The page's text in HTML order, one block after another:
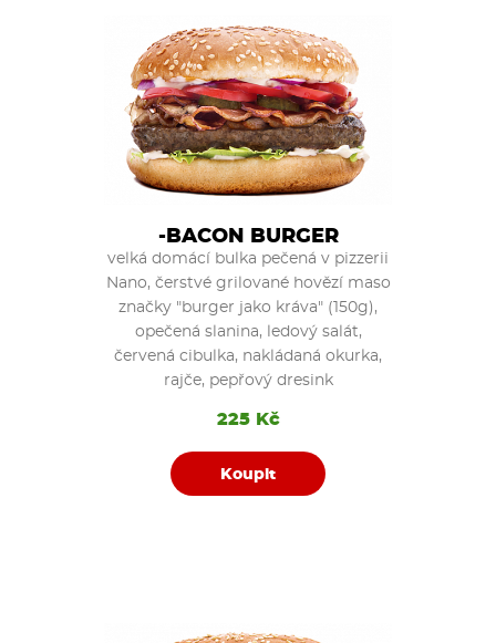
-BACON BURGER
velká domácí bulka pečená v pizzerii
Nano, čerstvé grilované hovězí maso
značky "burger jako kráva" (150g),
opečená slanina, ledový salát,
červená cibulka, nakládaná okurka,
rajče, pepřový dresink
225 Kč
Koupit